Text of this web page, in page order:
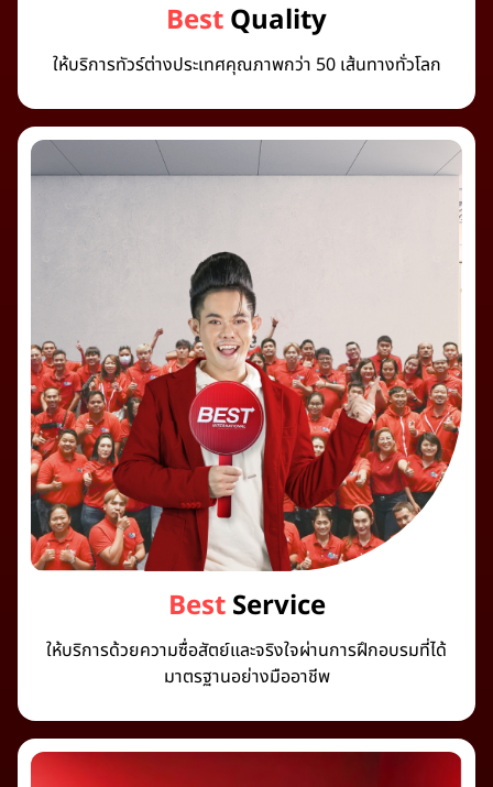
BestQuality
ให้บริการทัวร์ต่างประเทศคุณภาพกว่า 50 เส้นทางทั่วโลก
BestService
ให้บริการด้วยความซื่อสัตย์และจริงใจผ่านการฝึกอบรมที่ได้
มาตรฐานอย่างมืออาชีพ